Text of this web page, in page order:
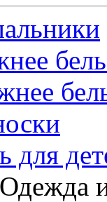
для
Одежда